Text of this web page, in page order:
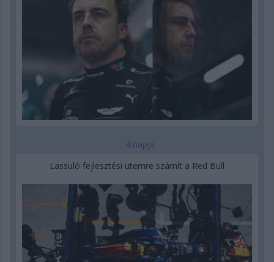
4 napja
Lassuló fejlesztési ütemre számít a Red Bull